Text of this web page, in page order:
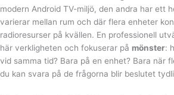
modern Android TV-miljö, den andra har ett
varierar mellan rum och där flera enheter
radioresurser på kvällen. En professionell
här verkligheten och fokuserar på mönster:
vid samma tid? Bara på en enhet? Bara när
du kan svara på de frågorna blir beslutet